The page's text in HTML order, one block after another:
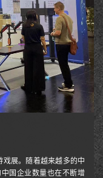
戏展。随着越来越多的中
国企业数量也在不断增